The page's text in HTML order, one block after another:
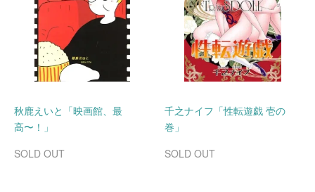
秋鹿えいと「映画館、最
高〜！」
SOLD OUT
千之ナイフ「性転遊戯 壱の
巻」
SOLD OUT